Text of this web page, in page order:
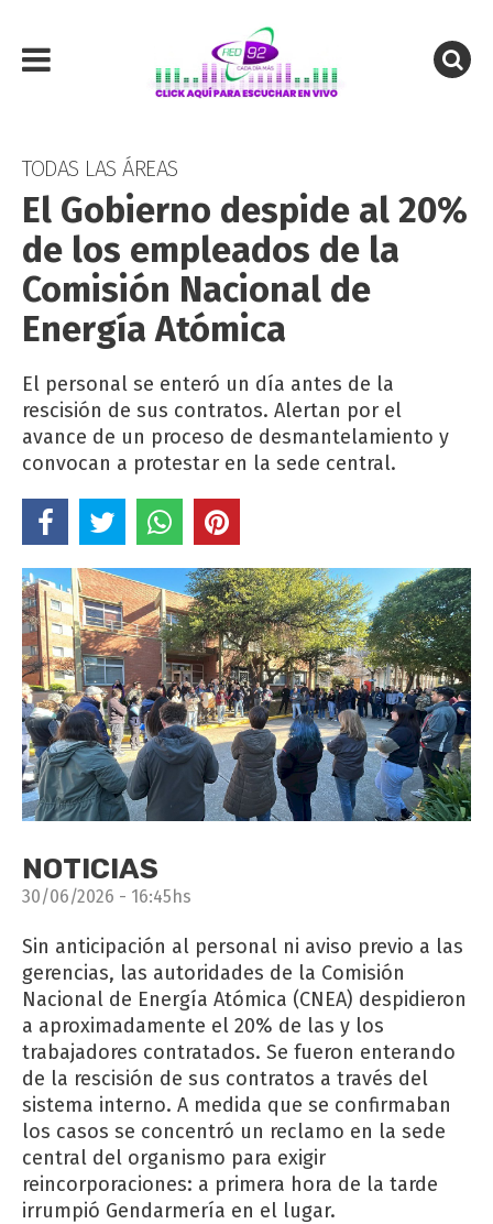
TODAS LAS ÁREAS
El Gobierno despide al 20%
de los empleados de la
Comisión Nacional de
Energía Atómica
El personal se enteró un día antes de la
rescisión de sus contratos. Alertan por el
avance de un proceso de desmantelamiento y
convocan a protestar en la sede central.
NOTICIAS
30/06/2026 - 16:45hs
Sin anticipación al personal ni aviso previo a las
gerencias, las autoridades de la Comisión
Nacional de Energía Atómica (CNEA) despidieron
a aproximadamente el 20% de las y los
trabajadores contratados. Se fueron enterando
de la rescisión de sus contratos a través del
sistema interno. A medida que se confirmaban
los casos se concentró un reclamo en la sede
central del organismo para exigir
reincorporaciones: a primera hora de la tarde
irrumpió Gendarmería en el lugar.